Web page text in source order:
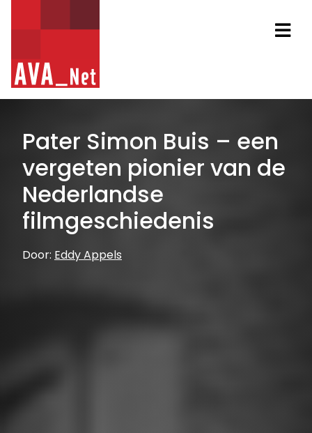
AVA_NET
Pater Simon Buis – een
vergeten pionier van de
Nederlandse
filmgeschiedenis
Door: Eddy Appels